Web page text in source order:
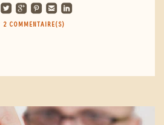
roundedtwitterbird roundedgoogleplus roundedpinterest roundedemail roundedlinkedin
2 COMMENTAIRE(S)